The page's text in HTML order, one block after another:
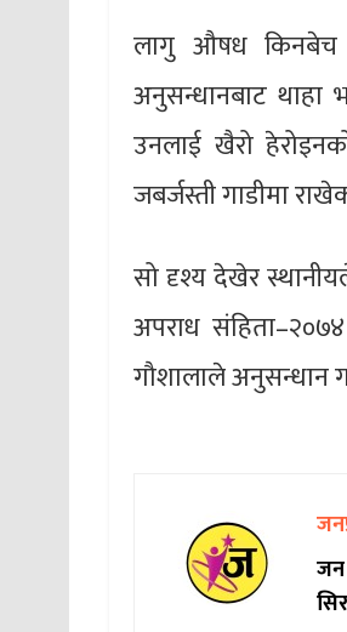
लागु औषध किनबेच
अनुसन्धानबाट
उनलाई खैरो
जबर्जस्ती गाडीमा
सो दृश्य देखेर
अपराध
गौशालाले अनुसन्धान
जन